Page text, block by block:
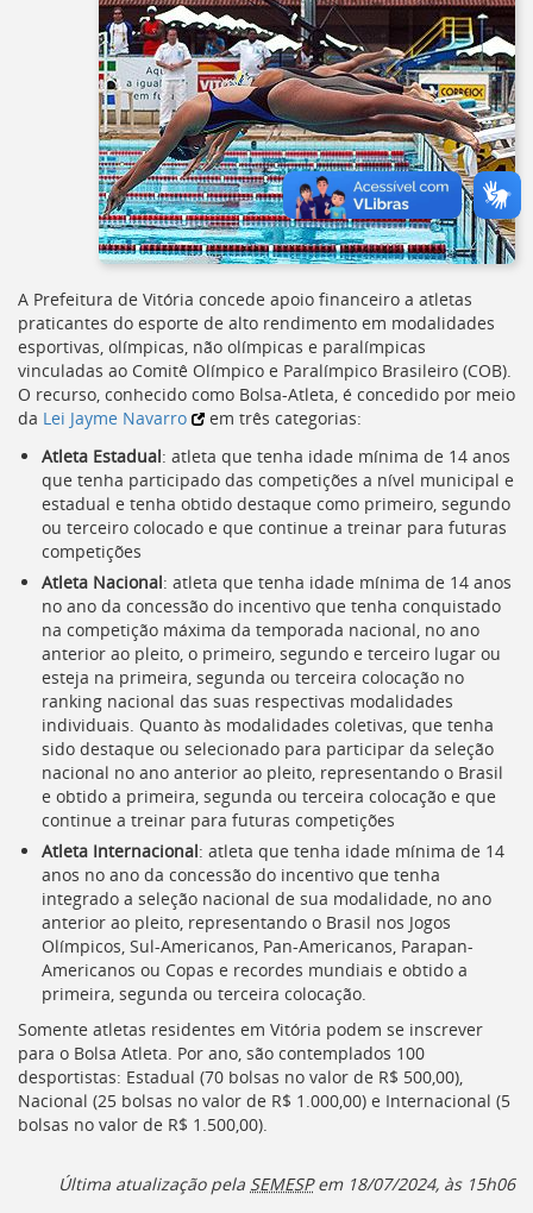
A Prefeitura de Vitória concede apoio financeiro a atletas
praticantes do esporte de alto rendimento em modalidades
esportivas, olímpicas, não olímpicas e paralímpicas
vinculadas ao Comitê Olímpico e Paralímpico Brasileiro (COB).
O recurso, conhecido como Bolsa-Atleta, é concedido por meio
da Lei Jayme Navarro
em três categorias:
Atleta Estadual: atleta que tenha idade mínima de 14 anos
que tenha participado das competições a nível municipal e
estadual e tenha obtido destaque como primeiro, segundo
ou terceiro colocado e que continue a treinar para futuras
competições
Atleta Nacional: atleta que tenha idade mínima de 14 anos
no ano da concessão do incentivo que tenha conquistado
na competição máxima da temporada nacional, no ano
anterior ao pleito, o primeiro, segundo e terceiro lugar ou
esteja na primeira, segunda ou terceira colocação no
ranking nacional das suas respectivas modalidades
individuais. Quanto às modalidades coletivas, que tenha
sido destaque ou selecionado para participar da seleção
nacional no ano anterior ao pleito, representando o Brasil
e obtido a primeira, segunda ou terceira colocação e que
continue a treinar para futuras competições
Atleta Internacional: atleta que tenha idade mínima de 14
anos no ano da concessão do incentivo que tenha
integrado a seleção nacional de sua modalidade, no ano
anterior ao pleito, representando o Brasil nos Jogos
Olímpicos, Sul-Americanos, Pan-Americanos, Parapan-
Americanos ou Copas e recordes mundiais e obtido a
primeira, segunda ou terceira colocação.
Somente atletas residentes em Vitória podem se inscrever
para o Bolsa Atleta. Por ano, são contemplados 100
desportistas: Estadual (70 bolsas no valor de R$ 500,00),
Nacional (25 bolsas no valor de R$ 1.000,00) e Internacional (5
bolsas no valor de R$ 1.500,00).
Última atualização pela SEMESPem 18/07/2024, às 15h06